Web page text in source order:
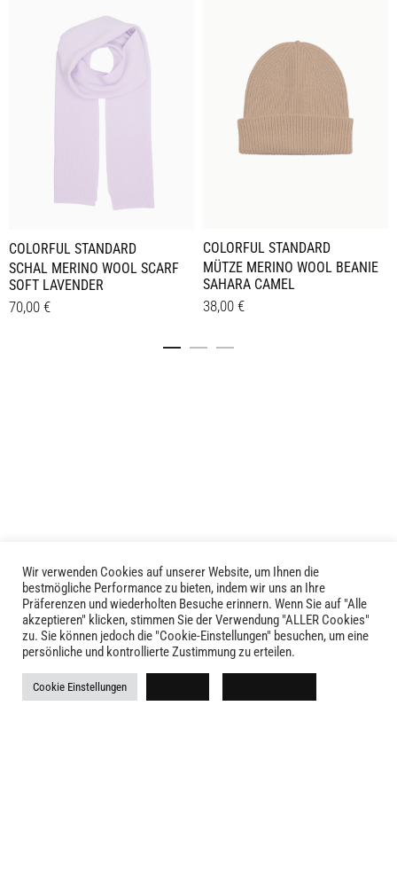
COLORFUL STANDARD
SCHAL MERINO WOOL SCARF
SOFT LAVENDER
70,00 €
COLORFUL STANDARD
MÜTZE MERINO WOOL BEANIE
SAHARA CAMEL
38,00 €
LIVID © 2024
Kontakt
Versandkosten
Wir verwenden Cookies auf unserer Website, um Ihnen die
bestmögliche Performance zu bieten, indem wir uns an Ihre
Präferenzen und wiederholten Besuche erinnern. Wenn Sie auf "Alle
akzeptieren" klicken, stimmen Sie der Verwendung "ALLER Cookies"
zu. Sie können jedoch die "Cookie-Einstellungen" besuchen, um eine
persönliche und kontrollierte Zustimmung zu erteilen.
Cookie Einstellungen